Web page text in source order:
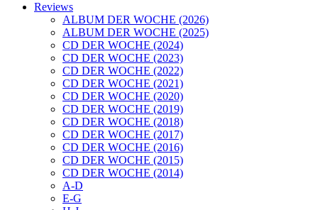
Reviews
ALBUM DER WOCHE (2026)
ALBUM DER WOCHE (2025)
CD DER WOCHE (2024)
CD DER WOCHE (2023)
CD DER WOCHE (2022)
CD DER WOCHE (2021)
CD DER WOCHE (2020)
CD DER WOCHE (2019)
CD DER WOCHE (2018)
CD DER WOCHE (2017)
CD DER WOCHE (2016)
CD DER WOCHE (2015)
CD DER WOCHE (2014)
A-D
E-G